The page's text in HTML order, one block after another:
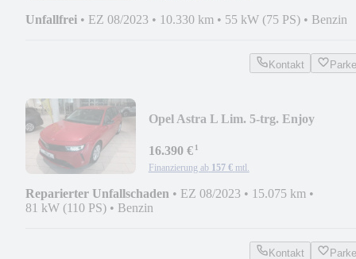
Unfallfrei • EZ 08/2023 • 10.330 km • 55 kW (75 PS) • Benzin
Kontakt
Opel Astra L Lim. 5-trg. Enjoy
16.390 €¹
Finanzierung ab 157 € mtl.
Reparierter Unfallschaden • EZ 08/2023 • 15.075 km •
81 kW (110 PS) • Benzin
Kontakt